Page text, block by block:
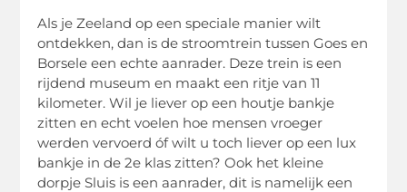
Als je Zeeland op een speciale manier wilt
ontdekken, dan is de stroomtrein tussen Goes en
Borsele een echte aanrader. Deze trein is een
rijdend museum en maakt een ritje van 11
kilometer. Wil je liever op een houtje bankje
zitten en echt voelen hoe mensen vroeger
werden vervoerd óf wilt u toch liever op een lux
bankje in de 2e klas zitten? Ook het kleine
dorpje Sluis is een aanrader, dit is namelijk een